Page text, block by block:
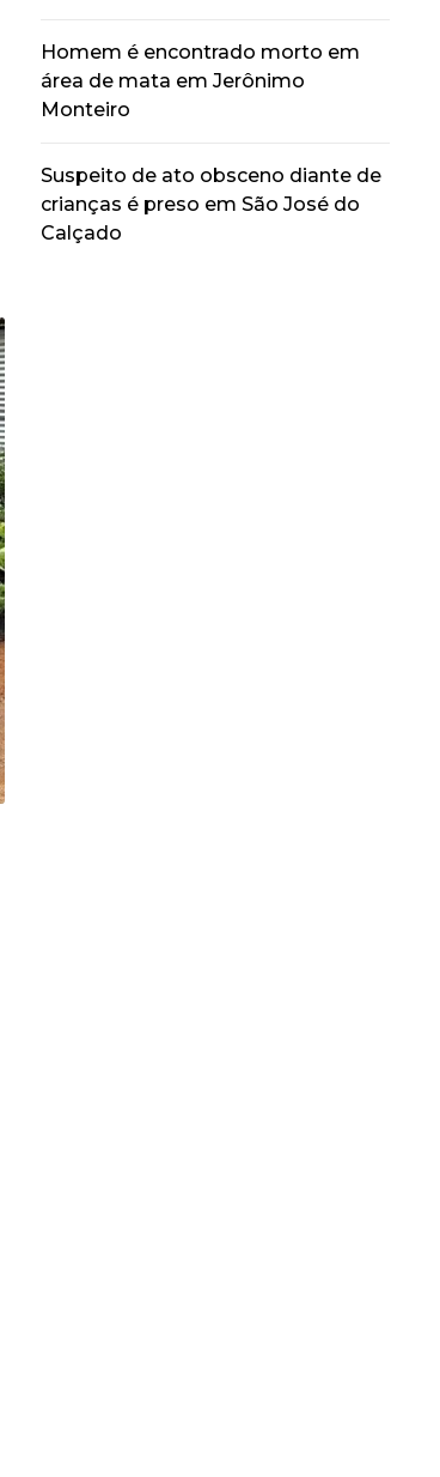
Homem é encontrado morto em
área de mata em Jerônimo
Monteiro
Suspeito de ato obsceno diante de
crianças é preso em São José do
Calçado